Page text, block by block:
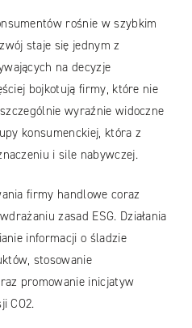
rośnie w szybkim
staje się jednym z
na decyzje
bojkotują firmy, które nie
wyraźnie widoczne
konsumenckiej, która z
i sile nabywczej.
firmy handlowe coraz
zasad ESG. Działania
informacji o śladzie
stosowanie
promowanie inicjatyw
CO2.